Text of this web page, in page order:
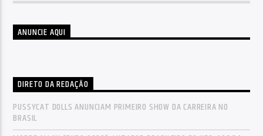
ANUNCIE AQUI
DIRETO DA REDAÇÃO
PUSSYCAT DOLLS ANUNCIAM PRIMEIRO SHOW DA CARREIRA NO
BRASIL